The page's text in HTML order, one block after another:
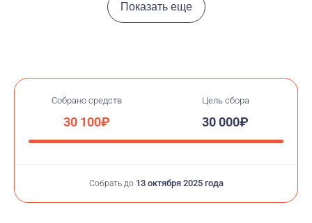
Показать еще
Собрано средств
30 100₽
Цель сбора
30 000₽
Собрать до 13 октября 2025 года